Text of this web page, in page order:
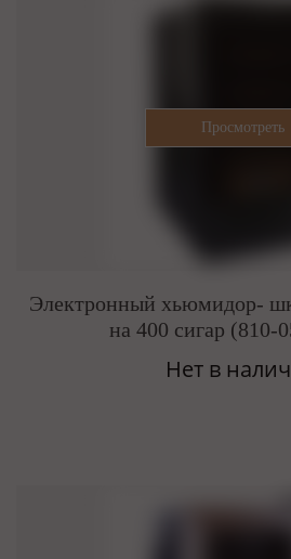
Электронный хьюмидор-
на 400 сигар (810-
Нет в